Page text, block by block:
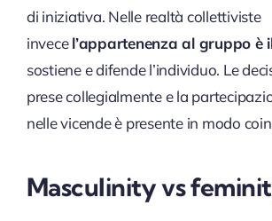
di iniziativa. Nelle realtà collettiviste
invecel’appartenenza al gruppo è
sostiene e difende l’individuo. Le
prese collegialmente e la
nelle vicende è presente in modo
Masculinity vs